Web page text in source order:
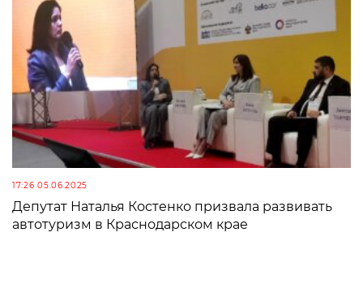
17:26 05.06.2025
Депутат Наталья Костенко призвала развивать
автотуризм в Краснодарском крае